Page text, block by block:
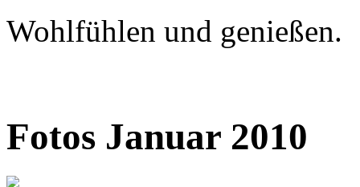
Wohlfühlen und genießen.
Fotos Januar 2010